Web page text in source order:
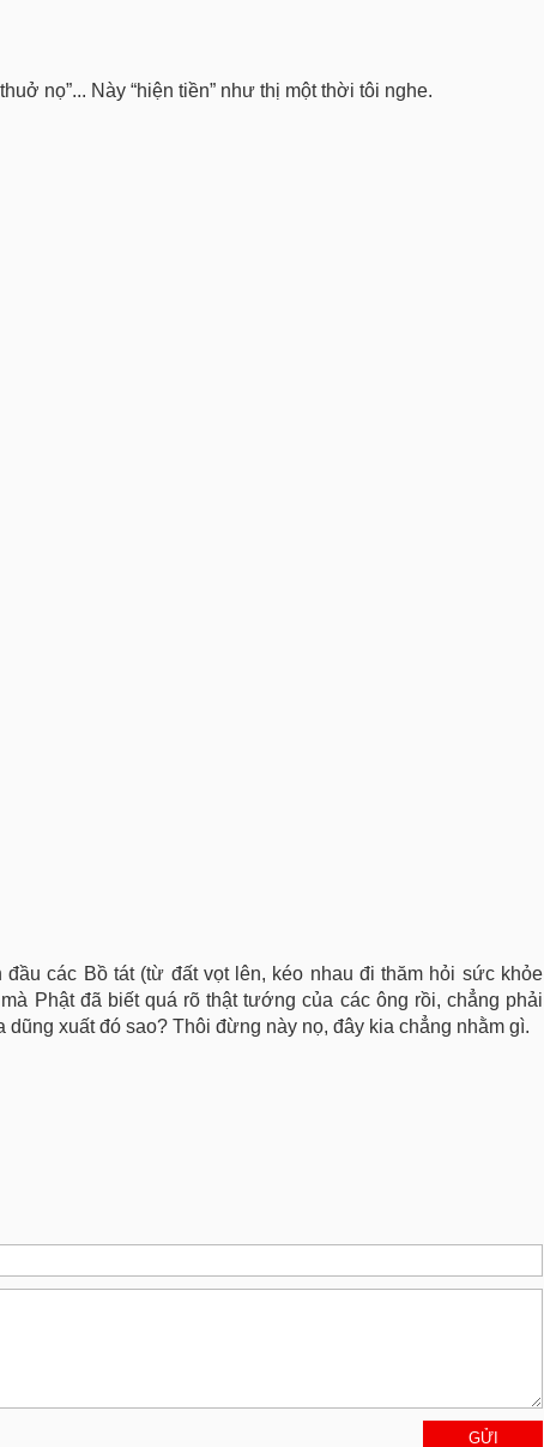
nọ”... Này “hiện tiền” như thị một thời tôi nghe.
các Bồ tát (từ đất vọt lên, kéo nhau đi thăm hỏi sức khỏe
Phật đã biết quá rõ thật tướng của các ông rồi, chẳng phải
xuất đó sao? Thôi đừng này nọ, đây kia chẳng nhằm gì.